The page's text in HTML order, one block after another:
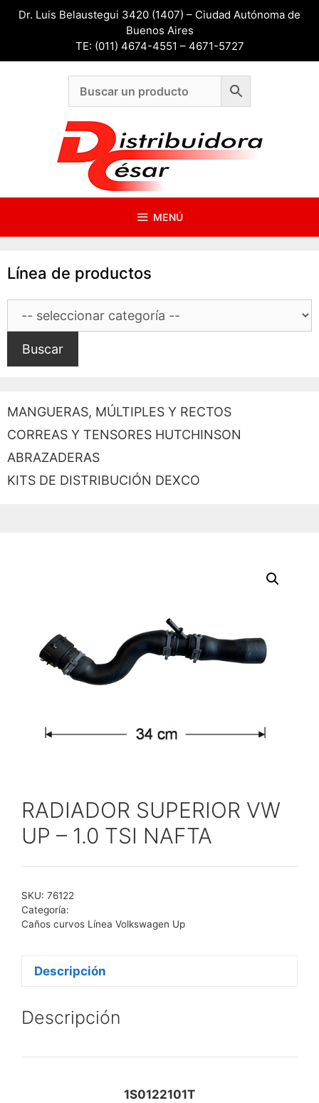
SaltarDr. Luis Belaustegui 3420 (1407) – Ciudad Autónoma de
Buenos Aires
TE: (011) 4674-4551 – 4671-5727
MENÚ
RADIADOR SUPERIOR VW
UP – 1.0 TSI NAFTA
SKU: 76122
Categoría:
Caños curvos Línea Volkswagen Up
Descripción
Descripción
1S0122101T
Línea de productos
Buscar
MANGUERAS, MÚLTIPLES Y RECTOS
CORREAS Y TENSORES HUTCHINSON
ABRAZADERAS
KITS DE DISTRIBUCIÓN DEXCO